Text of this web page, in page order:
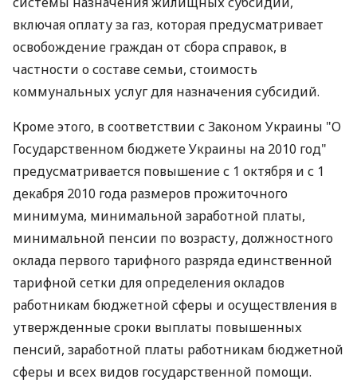
включая оплату за газ, которая предусматривает
освобождение граждан от сбора справок, в
частности о составе семьи, стоимость
коммунальных услуг для назначения субсидий.
Кроме этого, в соответствии с Законом Украины "О
Государственном бюджете Украины на 2010 год"
предусматривается повышение с 1 октября и с 1
декабря 2010 года размеров прожиточного
минимума, минимальной заработной платы,
минимальной пенсии по возрасту, должностного
оклада первого тарифного разряда единственной
тарифной сетки для определения окладов
работникам бюджетной сферы и осуществления в
утвержденные сроки выплаты повышенных
пенсий, заработной платы работникам бюджетной
сферы и всех видов государственной помощи.